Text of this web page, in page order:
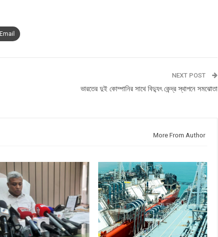
Email
NEXT POST
ভারতের দুই কোম্পানির সাথে বিদ্যুৎ কেন্দ্র স্থাপনে সমঝোতা
More From Author